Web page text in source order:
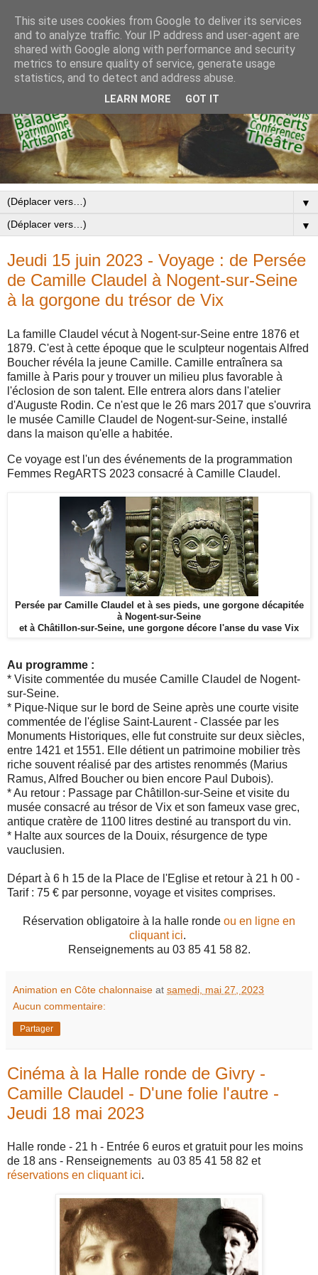
▼
▼
Jeudi 15 juin 2023 - Voyage : de Persée
de Camille Claudel à Nogent-sur-Seine
à la gorgone du trésor de Vix
La famille Claudel vécut à Nogent-sur-Seine entre 1876 et
1879. C'est à cette époque que le sculpteur nogentais Alfred
Boucher révéla la jeune Camille. Camille entraînera sa
famille à Paris pour y trouver un milieu plus favorable à
l'éclosion de son talent. Elle entrera alors dans l'atelier
d'Auguste Rodin. Ce n'est que le 26 mars 2017 que s'ouvrira
le musée Camille Claudel de Nogent-sur-Seine, installé
dans la maison qu'elle a habitée.
Ce voyage est l'un des événements de la programmation
Femmes RegARTS 2023 consacré à Camille Claudel.
Persée par Camille Claudel et à ses pieds, une gorgone décapitée
à Nogent-sur-Seine
et à Châtillon-sur-Seine, une gorgone décore l'anse du vase Vix
Au programme :
* Visite commentée du musée Camille Claudel de Nogent-
sur-Seine.
* Pique-Nique sur le bord de Seine après une courte visite
commentée de l'église Saint-Laurent - Classée par les
Monuments Historiques, elle fut construite sur deux siècles,
entre 1421 et 1551. Elle détient un patrimoine mobilier très
riche souvent réalisé par des artistes renommés (Marius
Ramus, Alfred Boucher ou bien encore Paul Dubois).
* Au retour : Passage par Châtillon-sur-Seine et visite du
musée consacré au trésor de Vix et son fameux vase grec,
antique cratère de 1100 litres destiné au transport du vin.
* Halte aux sources de la Douix, résurgence de type
vauclusien.
Départ à 6 h 15 de la Place de l'Eglise et retour à 21 h 00 -
Tarif : 75 € par personne, voyage et visites comprises.
Réservation obligatoire à la halle ronde ou en ligne en
cliquant ici.
Renseignements au 03 85 41 58 82.
Animation en Côte chalonnaise at samedi, mai 27, 2023
Aucun commentaire:
Partager
Cinéma à la Halle ronde de Givry -
Camille Claudel - D'une folie l'autre -
Jeudi 18 mai 2023
Halle ronde - 21 h - Entrée 6 euros et gratuit pour les moins
de 18 ans - Renseignements au 03 85 41 58 82 et
réservations en cliquant ici.
This site uses cookies from Google to deliver its services
and to analyze traffic. Your IP address and user-agent are
shared with Google along with performance and security
metrics to ensure quality of service, generate usage
statistics, and to detect and address abuse.
LEARN MORE GOT IT